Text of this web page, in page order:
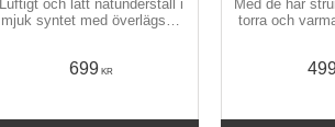
Luftigt och lätt nätunderställ i
mjuk syntet med överlägsen
som tätare underställ
699 KR
Med de här
torra och